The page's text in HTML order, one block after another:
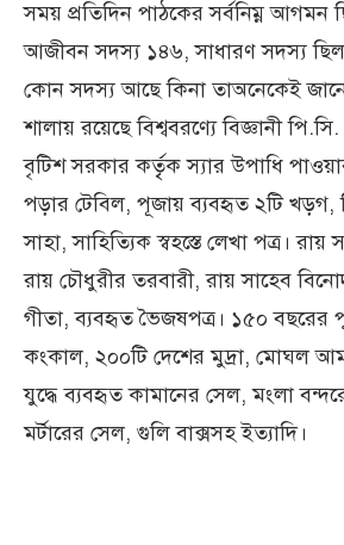
সময় প্রতিদিন পাঠকের সর্বনিম্ন
আজীবন সদস্য ১৪৬, সাধারণ সদস্য
কোন সদস্য আছে কিনা তাঅনেকেই
শালায় রয়েছে বিশ্ববরণ্যে বিজ্ঞানী
বৃটিশ সরকার কর্তৃৃক স্যার উপাধি
পড়ার টেবিল, পূজায় ব্যবহৃত ২টি খড়গ,
সাহা, সাহিত্যিক স্বহস্তে লেখা পত্র। রায়
রায় চৌধুরীর তরবারী, রায় সাহেব
গীতা, ব্যবহৃত ভৈজষপত্র। ১৫০ বছরের
কংকাল, ২০০টি দেশের মুদ্রা, মোঘল
যুদ্ধে ব্যবহৃত কামানের সেল, মংলা
মর্টারের সেল, গুলি বাক্সসহ ইত্যাদি।